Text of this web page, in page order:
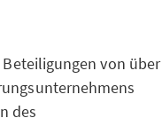
von über
des